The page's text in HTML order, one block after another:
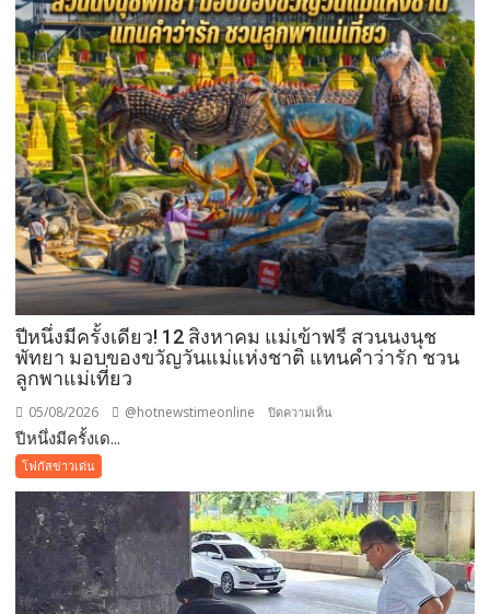
ปีหนึ่งมีครั้งเดียว! 12 สิงหาคม แม่เข้าฟรี สวนนงนุช
พัทยา มอบของขวัญวันแม่แห่งชาติ แทนคำว่ารัก ชวน
ลูกพาแม่เที่ยว
05/08/2026 @hotnewstimeonline ปิดความเห็น
ครั้ง
เดียว!
12
สิงหาคม
แม่
ปีหนึ่งมีครั้งเด...
โฟกัสข่าวเด่น